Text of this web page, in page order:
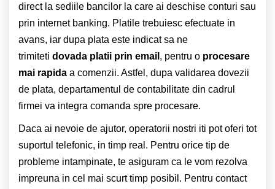
direct la sediile bancilor la care ai deschise conturi sau
prin internet banking. Platile trebuiesc efectuate in
avans, iar dupa plata este indicat sa ne
trimiteti dovada platii prin email , pentru o procesare
mai rapida a comenzii. Astfel, dupa validarea dovezii
de plata, departamentul de contabilitate din cadrul
firmei va integra comanda spre procesare.
Daca ai nevoie de ajutor, operatorii nostri iti pot oferi tot
suportul telefonic, in timp real. Pentru orice tip de
probleme intampinate, te asiguram ca le vom rezolva
impreuna in cel mai scurt timp posibil. Pentru contact